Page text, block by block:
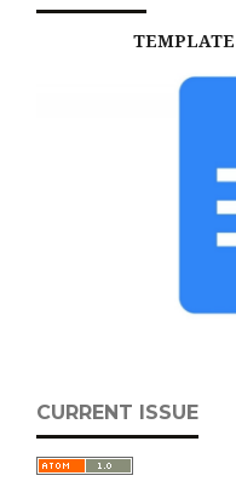
TEMPLATE
CURRENT ISSUE